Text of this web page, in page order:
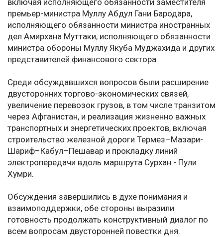
включая исполняющего обязанности заместителя
премьер-министра Муллу Абдул Гани Бародара,
исполняющего обязанности министра иностранных
дел Амирхана Муттаки, исполняющего обязанности
министра обороны Муллу Якуба Муджахида и других
представителей финансового сектора.
Среди обсуждавшихся вопросов были расширение
двусторонних торгово-экономических связей,
увеличение перевозок грузов, в том числе транзитом
через Афганистан, и реализация жизненно важных
транспортных и энергетических проектов, включая
строительство железной дороги Термез–Мазари-
Шариф–Кабул–Пешавар и прокладку линий
электропередачи вдоль маршрута Сурхан - Пули
Хумри.
Обсуждения завершились в духе понимания и
взаимоподдержки, обе стороны выразили
готовность продолжать конструктивный диалог по
всем вопросам двусторонней повестки дня.